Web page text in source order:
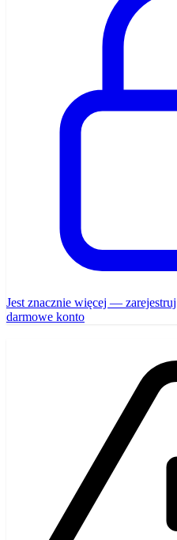
Jest znacznie więcej —
darmowe konto